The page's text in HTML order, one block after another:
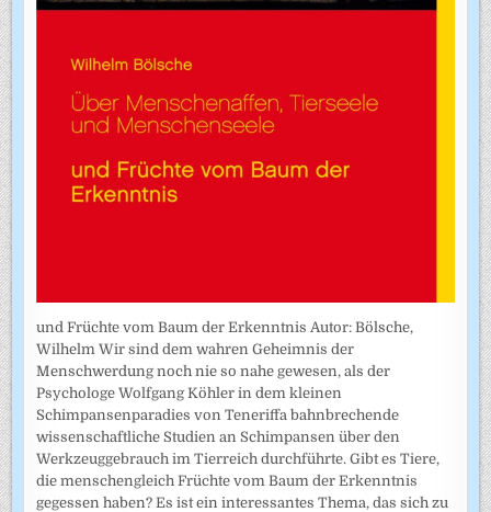
und Früchte vom Baum der Erkenntnis Autor: Bölsche,
Wilhelm Wir sind dem wahren Geheimnis der
Menschwerdung noch nie so nahe gewesen, als der
Psychologe Wolfgang Köhler in dem kleinen
Schimpansenparadies von Teneriffa bahnbrechende
wissenschaftliche Studien an Schimpansen über den
Werkzeuggebrauch im Tierreich durchführte. Gibt es Tiere,
die menschengleich Früchte vom Baum der Erkenntnis
gegessen haben? Es ist ein interessantes Thema, das sich zu